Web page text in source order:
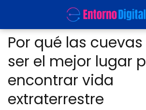
Por qué las
ser el mejor lugar
encontrar vida
extraterrestre